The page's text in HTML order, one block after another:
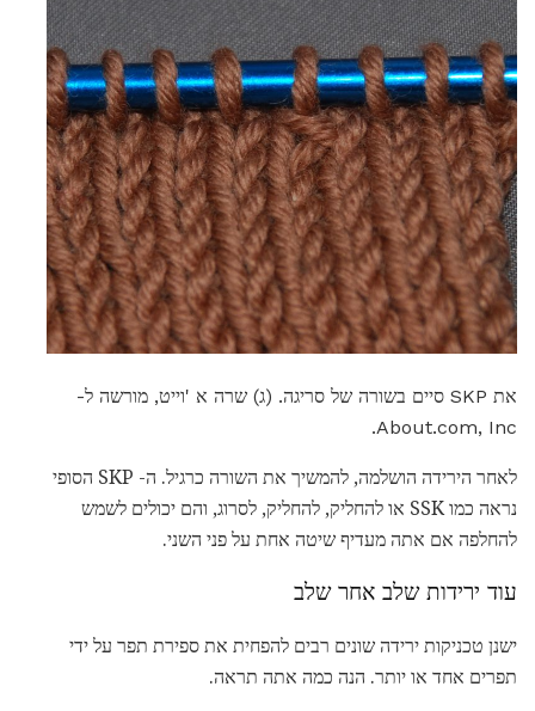
את SKP סיים בשורה של סריגה. (ג) שרה א 'וייט, מורשה ל-
About.com, Inc.
לאחר הירידה הושלמה, להמשיך את השורה כרגיל. ה- SKP הסופי
נראה כמו SSK או להחליק, להחליק, לסרוג, והם יכולים לשמש
להחלפה אם אתה מעדיף שיטה אחת על פני השני.
עוד ירידות שלב אחר שלב
ישנן טכניקות ירידה שונים רבים להפחית את ספירת תפר על ידי
תפרים אחד או יותר. הנה כמה אתה תראה.